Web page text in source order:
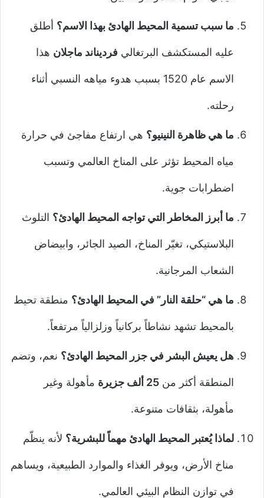
ما سبب تسمية المحيط الهادئ بهذا الاسم؟ أطلق
عليه المستكشف البرتغالي فرديناند ماجلان هذا
الاسم عام 1520 بسبب هدوء مياهه النسبي أثناء
رحلته.
ما هي ظاهرة النينيو؟ هي ارتفاع مفاجئ في حرارة
مياه المحيط تؤثر على المناخ العالمي وتسبب
اضطرابات جوية.
ما أبرز المخاطر التي تواجه المحيط الهادئ؟ التلوث
البلاستيكي، تغيّر المناخ، الصيد الجائر، وابيضاض
الشعاب المرجانية.
ما هي “حلقة النار” في المحيط الهادئ؟ منطقة تحيط
بالمحيط تشهد نشاطاً بركانياً وزلزالياً مرتفعاً.
هل يعيش البشر في جزر المحيط الهادئ؟ نعم، وتضم
المنطقة أكثر من 25 ألف جزيرة مأهولة وغير
مأهولة، بثقافات متنوعة.
لماذا يُعتبر المحيط الهادئ مهماً للبشرية؟ لأنه ينظّم
مناخ الأرض، ويوفر الغذاء والموارد الطبيعية، ويساهم
في توازن النظام البيئي العالمي.